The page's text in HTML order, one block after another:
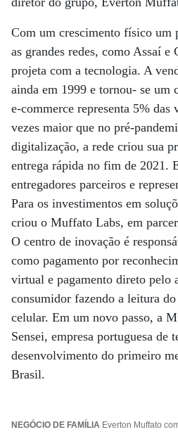
Com um crescimento físico um
as grandes redes, como Assaí
projeta com a tecnologia. A
ainda em 1999 e tornou- se um
e-commerce representa 5% das
vezes maior que no pré-
digitalização, a rede criou sua
entrega rápida no fim de 2021.
entregadores parceiros e
Para os investimentos em
criou o Muffato Labs, em
O centro de inovação é
como pagamento por
virtual e pagamento direto pelo
consumidor fazendo a leitura
celular. Em um novo passo, a
Sensei, empresa portuguesa de
desenvolvimento do primeiro
Brasil.
NEGÓCIO DE FAMÍLIA Everton Muffato